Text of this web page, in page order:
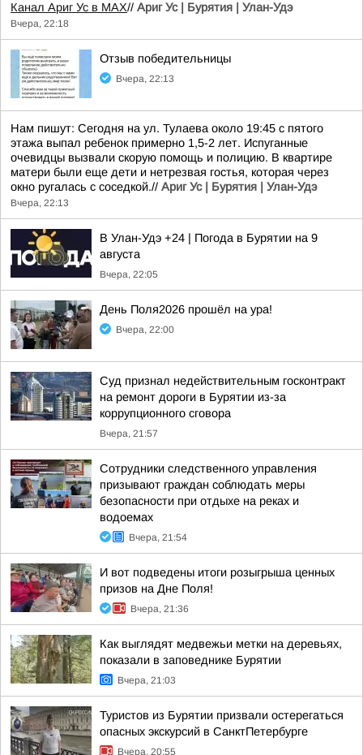
Канал Ариг Ус в MAX// Ариг Ус | Бурятия | Улан-Удэ
Вчера, 22:18
Отзыв победительницы
Вчера, 22:13
Нам пишут: Сегодня на ул. Тулаева около 19:45 с пятого
этажа выпал ребенок примерно 1,5-2 лет. Испуганные
очевидцы вызвали скорую помощь и полицию. В квартире
матери были еще дети и нетрезвая гостья, которая через
окно ругалась с соседкой.// Ариг Ус | Бурятия | Улан-Удэ
Вчера, 22:13
В Улан-Удэ +24 | Погода в Бурятии на 9
августа
Вчера, 22:05
День Поля2026 прошёл на ура!
Вчера, 22:00
Суд признал недействительным госконтракт
на ремонт дороги в Бурятии из-за
коррупционного сговора
Вчера, 21:57
Сотрудники следственного управления
призывают граждан соблюдать меры
безопасности при отдыхе на реках и
водоемах
Вчера, 21:54
И вот подведены итоги розыгрыша ценных
призов на Дне Поля!
Вчера, 21:36
Как выглядят медвежьи метки на деревьях,
показали в заповеднике Бурятии
Вчера, 21:03
Туристов из Бурятии призвали остерегаться
опасных экскурсий в СанктПетербурге
Вчера, 20:55